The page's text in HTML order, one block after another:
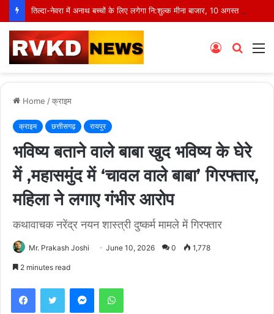
तिल्दा-नेवरा में अनाथ बच्चों के लिए लगेगा नि:शुल्क मीना बाजार, 10 अगस्त को मुस्कानों से सजेगी खास शाम
Search
Log
Home /क्राइम
क्राइम छत्तीसगढ़ रायपुर
भविष्य बताने वाले बाबा खुद भविष्य के घेरे
में ,महासमुंद में ‘चावल वाले बाबा’ गिरफ्तार,
महिला ने लगाए गंभीर आरोप
कथावाचक नरेंद्र नयन शास्त्री दुष्कर्म मामले में गिरफ्तार
Mr. Prakash Joshi June 10, 2026 0 1,778
2 minutes read
FacebookTwitter MessengerWhatsApp